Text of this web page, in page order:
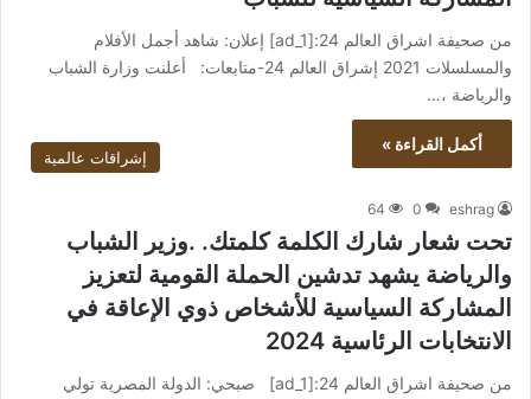
من صحيفة اشراق العالم 24:[ad_1] إعلان: شاهد أجمل الأفلام
والمسلسلات 2021 إشراق العالم 24-متابعات: أعلنت وزارة الشباب
والرياضة ،…
أكمل القراءة »
إشراقات عالمية
eshrag
0
64
تحت شعار شارك الكلمة كلمتك. .وزير الشباب
والرياضة يشهد تدشين الحملة القومية لتعزيز
المشاركة السياسية للأشخاص ذوي الإعاقة في
الانتخابات الرئاسية 2024
من صحيفة اشراق العالم 24:[ad_1] صبحي: الدولة المصرية تولي